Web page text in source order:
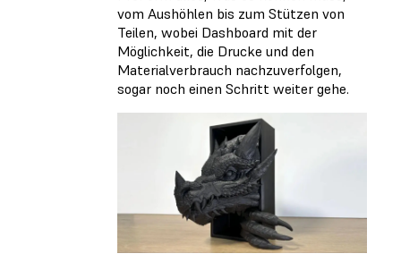
vom Aushöhlen bis zum Stützen von
Teilen, wobei Dashboard mit der
Möglichkeit, die Drucke und den
Materialverbrauch nachzuverfolgen,
sogar noch einen Schritt weiter gehe.